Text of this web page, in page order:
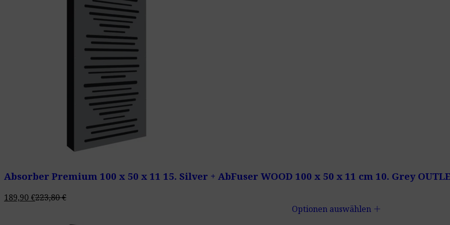
Absorber Premium 100 x 50 x 11 15. Silver + AbFuser WOOD 100 x 50 x 11 cm 10. Grey
189,90 €223,80€
Optionen auswählen add